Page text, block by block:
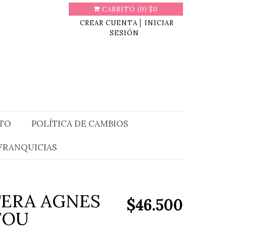
CARRITO (0)$0
CREAR CUENTA
INICIAR
SESIÓN
POLÍTICA DE CAMBIOS
AGNES $46.500